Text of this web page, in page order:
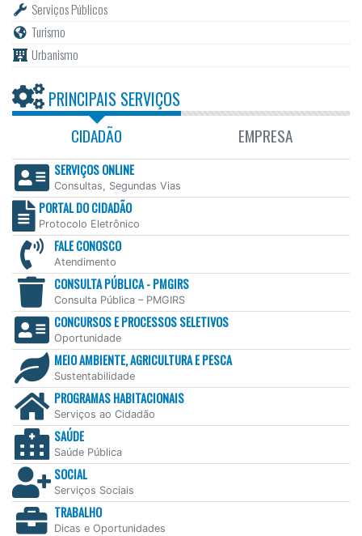
Serviços Públicos
Turismo
Urbanismo
PRINCIPAIS SERVIÇOS
CIDADÃO EMPRESA
SERVIÇOS ONLINE
Consultas, Segundas Vias
PORTAL DO CIDADÃO
Protocolo Eletrônico
FALE CONOSCO
Atendimento
CONSULTA PÚBLICA - PMGIRS
Consulta Pública – PMGIRS
CONCURSOS E PROCESSOS SELETIVOS
Oportunidade
MEIO AMBIENTE, AGRICULTURA E PESCA
Sustentabilidade
PROGRAMAS HABITACIONAIS
Serviços ao Cidadão
SAÚDE
Saúde Pública
SOCIAL
Serviços Sociais
TRABALHO
Dicas e Oportunidades